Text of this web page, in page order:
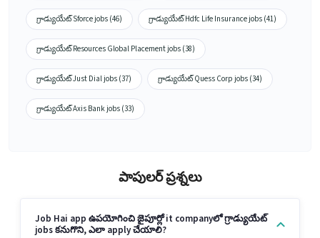
గ్రాడ్యుయేట్ Sforce jobs (46) గ్రాడ్యుయేట్ Hdfc Life Insurance jobs (41)
గ్రాడ్యుయేట్ Resources Global Placement jobs (38)
గ్రాడ్యుయేట్ Just Dial jobs (37) గ్రాడ్యుయేట్ Quess Corp jobs (34)
గ్రాడ్యుయేట్ Axis Bank jobs (33)
పాపులర్ ప్రశ్నలు
Job Hai app ఉపయోగించి జైపూర్లో it companyలో గ్రాడ్యుయేట్
jobs కనుగొని, ఎలా apply చేయాలి?